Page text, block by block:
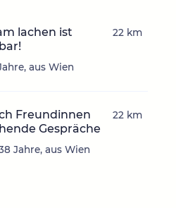
lachen ist
aus Wien
22 km
Freundinnen
Gespräche
Jahre, aus Wien
22 km